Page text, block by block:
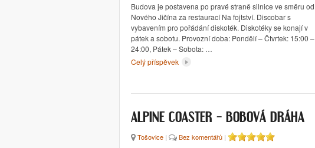
Budova je postavena po pravé straně silnice ve směru od
Nového Jičína za restaurací Na fojtství. Discobar s
vybavením pro pořádání diskoték. Diskotéky se konají v
pátek a sobotu. Provozní doba: Pondělí – Čtvrtek: 15:00 –
24:00, Pátek – Sobota: …
Celý příspěvek
ALPINE COASTER – BOBOVÁ DRÁHA
Tošovice | Bez komentářů |